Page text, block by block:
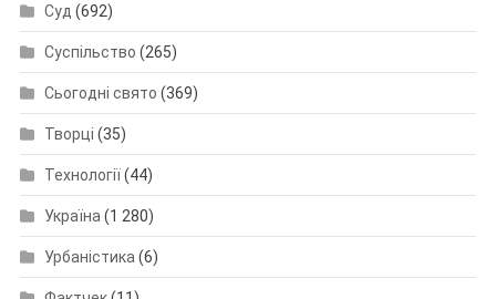
Суд (692)
Суспільство (265)
Сьогодні свято (369)
Творці (35)
Технології(44)
Україна (1 280)
Урбаністика (6)